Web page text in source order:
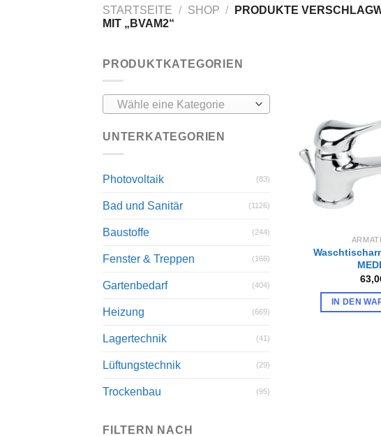
STARTSEITE / SHOP /
PRODUKTE
MIT „BVAM2“
PRODUKTKATEGORIEN
Wähle eine Kategorie
UNTERKATEGORIEN
Photovoltaik (83)
Bad und Sanitär (1126)
Baustoffe (244)
Fenster & Treppen (166)
Gartenbedarf (404)
Heizung (669)
Lagertechnik (41)
Lüftungstechnik (29)
Trockenbau (95)
FILTERN NACH
IN DEN